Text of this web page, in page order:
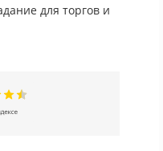
для торгов и